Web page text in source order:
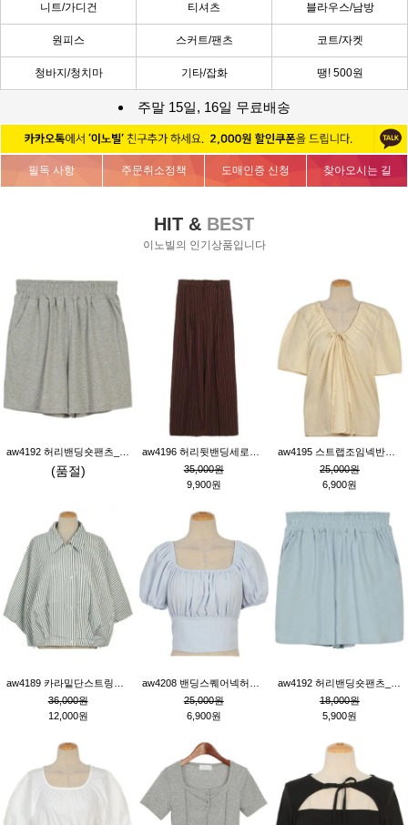
니트/가디건 티셔츠 블라우스/남방
원피스 스커트/팬츠 코트/자켓
청바지/청치마 기타/잡화 땡! 500원
주말 15일, 16일 무료배송
필독 사항 주문취소정책 도매인증 신청 찾아오시는 길
HIT & BEST
이노빌의 인기상품입니다
(품절)
35,000원
9,900원
25,000원
6,900원
36,000원
12,000원
25,000원
6,900원
18,000원
5,900원